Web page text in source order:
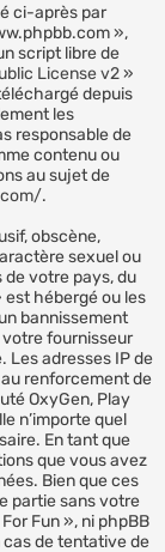
ci-après par
»,
script libre de
License v2»
depuis
les
responsable de
contenu ou
au sujet de
.
obscène,
sexuel ou
votre pays, du
est hébergé ou les
bannissement
fournisseur
Les adresses IP de
renforcement de
OxyGen, Play
n’importe quel
En tant que
que vous avez
Bien que ces
partie sans votre
Fun », ni phpBB
de tentative de